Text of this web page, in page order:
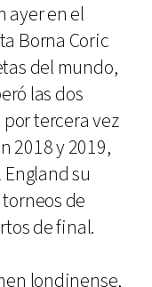
ayer en el
Borna Coric
del mundo,
las dos
tercera vez
2018 y 2019,
su
de
de final.
londinense,